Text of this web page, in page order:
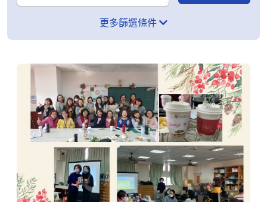
更多篩選條件